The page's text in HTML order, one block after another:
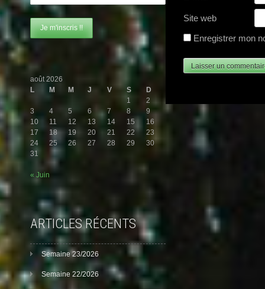
Site web
Enregistrer mon
août 2026
L
M M J V S
D
1
2
3
4 5 6 7 8
9
10
11 12 13 14 15
16
17
18 19 20 21 22
23
24
25 26 27 28 29
30
31
« Juin
ARTICLES RÉCENTS
Semaine 23/2026
Semaine 22/2026